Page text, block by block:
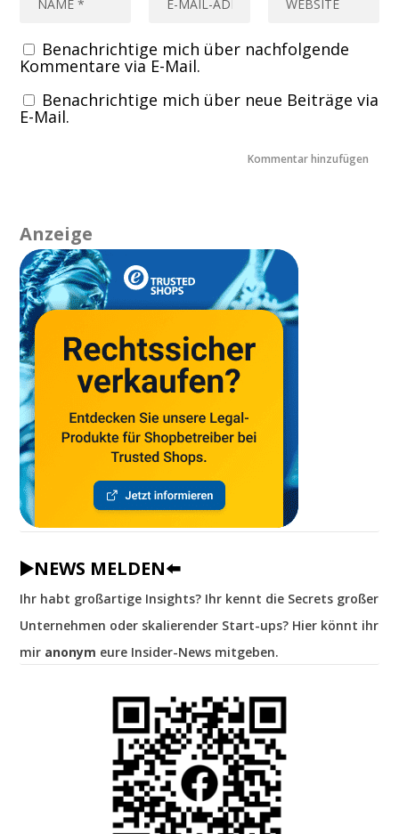
Benachrichtige mich über nachfolgende
Kommentare via E-Mail.
Benachrichtige mich über neue Beiträge via
E-Mail.
Anzeige
▶️NEWS MELDEN⬅️
Ihr habt großartige Insights? Ihr kennt die Secrets großer
Unternehmen oder skalierender Start-ups? Hier könnt ihr
mir anonym eure Insider-News mitgeben.